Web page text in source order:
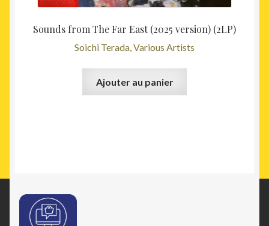
Sounds from The Far East (2025 version) (2LP)
Soichi Terada, Various Artists
Ajouter au panier